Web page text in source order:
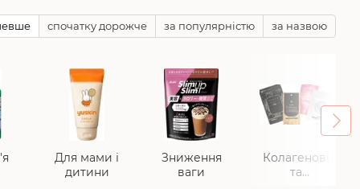
спочатку дорожче за популярністю за назвою
Для мами і
дитини
Зниження
ваги
Колагенові
та